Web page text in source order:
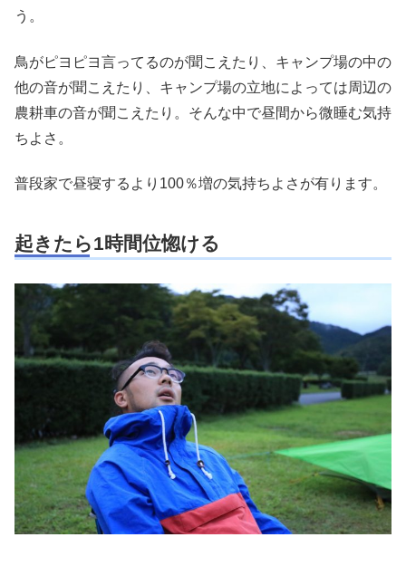
う。
鳥がピヨピヨ言ってるのが聞こえたり、キャンプ場の中の
他の音が聞こえたり、キャンプ場の立地によっては周辺の
農耕車の音が聞こえたり。そんな中で昼間から微睡む気持
ちよさ。
普段家で昼寝するより100％増の気持ちよさが有ります。
起きたら1時間位惚ける